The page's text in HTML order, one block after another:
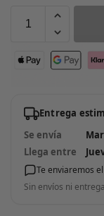
Entrega
Se envía
Llega entre
Te enviaremos
Sin envíos ni